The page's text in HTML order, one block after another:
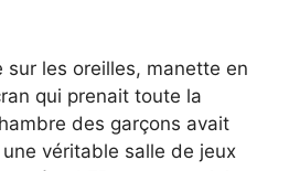
sur les oreilles, manette en
qui prenait toute la
des garçons avait
véritable salle de jeux